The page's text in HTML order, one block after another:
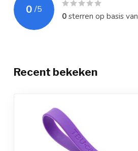
0 /5
0sterren op basis van
Recent bekeken